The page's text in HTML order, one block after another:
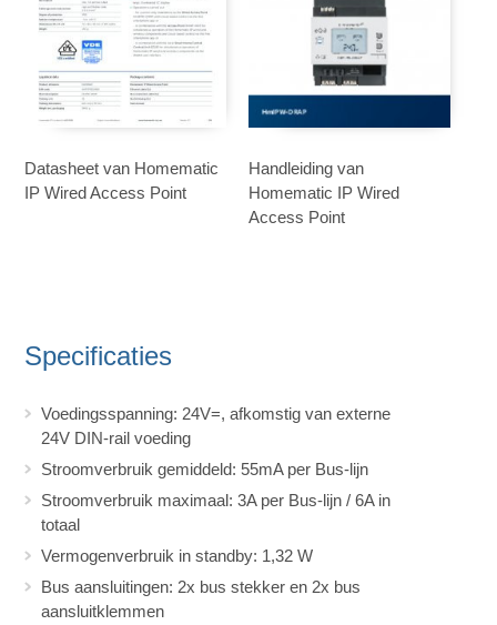
Datasheet van Homematic
IP Wired Access Point
Handleiding van
Homematic IP Wired
Access Point
Specificaties
Voedingsspanning: 24V=, afkomstig van externe
24V DIN-rail voeding
Stroomverbruik gemiddeld: 55mA per Bus-lijn
Stroomverbruik maximaal: 3A per Bus-lijn / 6A in
totaal
Vermogenverbruik in standby: 1,32 W
Bus aansluitingen: 2x bus stekker en 2x bus
aansluitklemmen